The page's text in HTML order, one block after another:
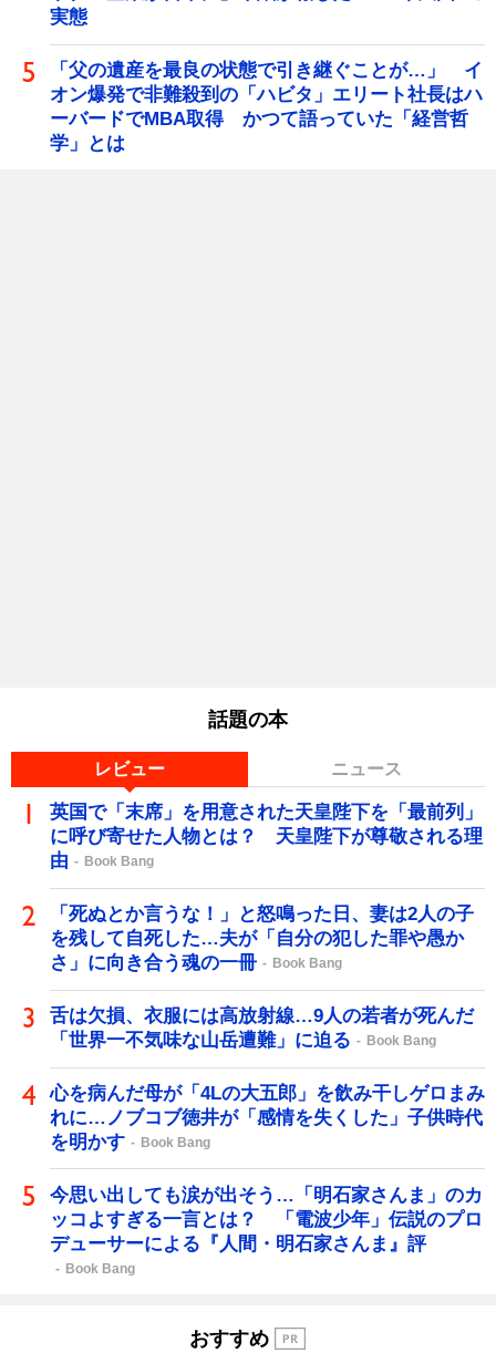
実態
「父の遺産を最良の状態で引き継ぐことが…」 イ
オン爆発で非難殺到の「ハビタ」エリート社長はハ
ーバードでMBA取得 かつて語っていた「経営哲
学」とは
話題の本
レビュー ニュース
英国で「末席」を用意された天皇陛下を「最前列」
に呼び寄せた人物とは？ 天皇陛下が尊敬される理
由
Book Bang
「死ぬとか言うな！」と怒鳴った日、妻は2人の子
を残して自死した…夫が「自分の犯した罪や愚か
さ」に向き合う魂の一冊
Book Bang
舌は欠損、衣服には高放射線…9人の若者が死んだ
「世界一不気味な山岳遭難」に迫る
Book Bang
心を病んだ母が「4Lの大五郎」を飲み干しゲロまみ
れに…ノブコブ徳井が「感情を失くした」子供時代
を明かす
Book Bang
今思い出しても涙が出そう…「明石家さんま」のカ
ッコよすぎる一言とは？ 「電波少年」伝説のプロ
デューサーによる『人間・明石家さんま』評
Book Bang
おすすめ